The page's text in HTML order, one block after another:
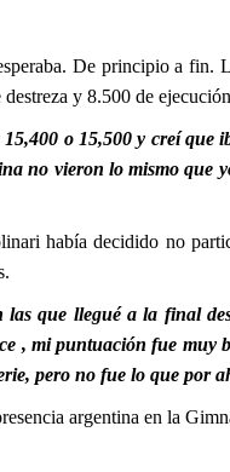
De principio a fin.
y 8.500 de
o 15,500 y creí que
no vieron lo mismo que
había decidido no
las que llegué a la final
, mi puntuación fue muy
pero no fue lo que por
argentina en la